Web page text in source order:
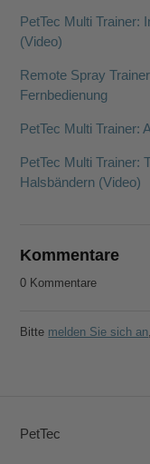
PetTec Multi Trainer:
(Video)
Remote Spray
Fernbedienung
PetTec Multi Trainer:
PetTec Multi Trainer:
Halsbändern (Video)
Kommentare
0 Kommentare
Bitte melden Sie sich an
PetTec